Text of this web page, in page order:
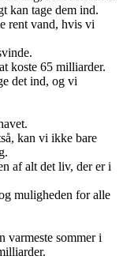
kan tage dem ind.
rent vand, hvis vi
koste 65 milliarder.
det ind, og vi
kan vi ikke bare
af alt det liv, der er i
muligheden for alle
varmeste sommer i